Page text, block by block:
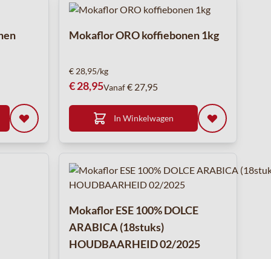
Mokaflor ORO koffiebonen 1kg
€ 28,95/kg
€ 28,95Vanaf€ 27,95
In Winkelwagen
Mokaflor ESE 100% DOLCE
ARABICA (18stuks)
HOUDBAARHEID 02/2025